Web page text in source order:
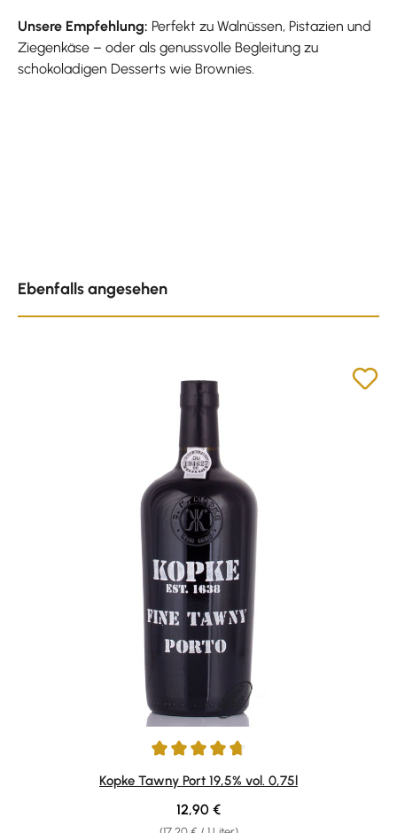
Unsere Empfehlung: Perfekt zu Walnüssen, Pistazien und
Ziegenkäse – oder als genussvolle Begleitung zu
schokoladigen Desserts wie Brownies.
Ebenfalls angesehen
Durchschnittliche Bewertung von 4.85 von 5 Sternen
Kopke Tawny Port 19,5% vol. 0,75l
Regulärer Preis:
12,90 €